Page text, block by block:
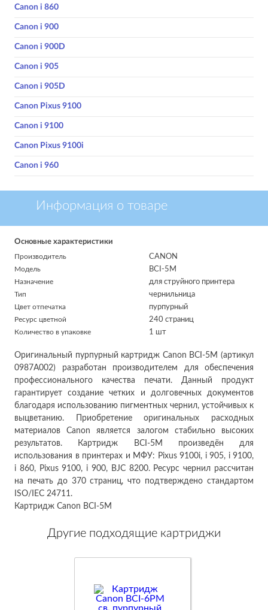
Canon i 860
Canon i 900
Canon i 900D
Canon i 905
Canon i 905D
Canon Pixus 9100
Canon i 9100
Canon Pixus 9100i
Canon i 960
Информация о товаре
Основные характеристики
CANON
Производитель
BCI-5M
Модель
для струйного принтера
Назначение
чернильница
Тип
пурпурный
Цвет отпечатка
240 страниц
Ресурс цветной
1 шт
Количество в упаковке
Оригинальный пурпурный картридж Canon BCI-5M (артикул
0987A002) разработан производителем для обеспечения
профессионального качества печати. Данный продукт
гарантирует создание четких и долговечных документов
благодаря использованию пигментных чернил, устойчивых к
выцветанию. Приобретение оригинальных расходных
материалов Canon является залогом стабильно высоких
результатов. Картридж BCI-5M произведён для
использования в принтерах и МФУ: Pixus 9100i, i 905, i 9100,
i 860, Pixus 9100, i 900, BJC 8200. Ресурс чернил рассчитан
на печать до 370 страниц, что подтверждено стандартом
ISO/IEC 24711.
Картридж Canon BCI-5M
Другие подходящие картриджи